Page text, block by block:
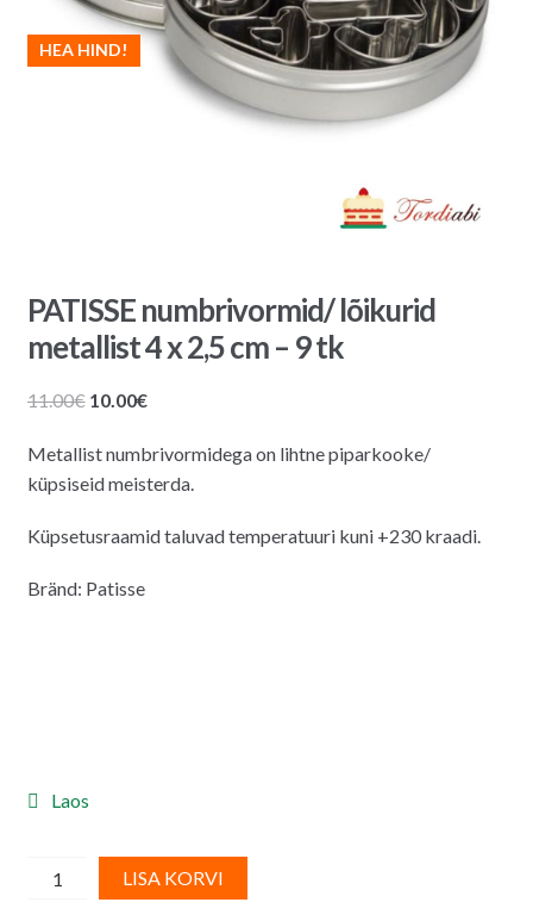
HEA HIND!
PATISSE numbrivormid/ lõikurid
metallist 4 x 2,5 cm – 9 tk
11.00€ Algne
oli:
11.00€.
10.00€Praegune
on:
10.00€.
Metallist numbrivormidega on lihtne piparkooke/
küpsiseid meisterda.
Küpsetusraamid taluvad temperatuuri kuni +230 kraadi.
Bränd: Patisse
Laos
PATISSE
numbrivormid/
LISA KORVI